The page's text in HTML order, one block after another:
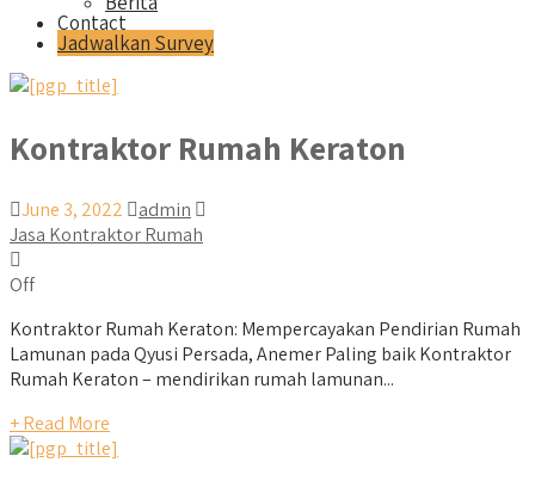
Contact
Jadwalkan Survey
Kontraktor Rumah Keraton
June 3, 2022
admin
Jasa Kontraktor Rumah
Off
Kontraktor Rumah Keraton: Mempercayakan Pendirian Rumah
Lamunan pada Qyusi Persada, Anemer Paling baik Kontraktor
Rumah Keraton – mendirikan rumah lamunan...
+ Read More